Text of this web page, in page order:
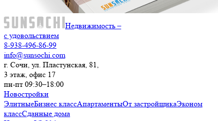
Недвижимость –
с удовольствием
8-938-496-86-99
info@sunsochi.com
г. Сочи, ул. Пластунская, 81,
3 этаж, офис 17
пн-пт 09:30–18:00
Новостройки
ЭлитныеБизнес классАпартаментыОт застройщикаЭконом
классСданные дома